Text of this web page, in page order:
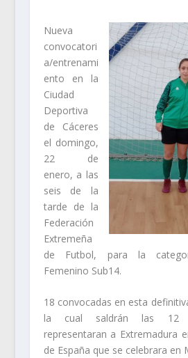
Nueva
convocatori
a/entrenami
ento en la
Ciudad
Deportiva
de Cáceres
el domingo,
22 de
enero, a las
seis de la
tarde de la
Federación
Extremeña
de Futbol, para la
Femenino Sub14.
18 convocadas en esta
la cual saldrán las 12
representaran a Extremadura
de España que se celebrara en